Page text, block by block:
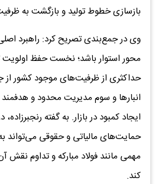
بازسازی خطوط تولید و بازگشت به
وی در جمع‌بندی تصریح کرد: راهبرد
محور استوار باشد؛ نخست حفظ اولویت
حداکثری از ظرفیت‌های موجود کشور از
انبارها و سوم مدیریت محدود و هدفمند
ایجاد کمبود در بازار. به گفته رنجبرزاده،
حمایت‌های مالیاتی و حقوقی می‌تواند
مهمی مانند فولاد مبارکه و تداوم نقش
کند.